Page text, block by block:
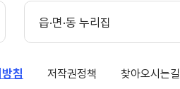
읍·면·동 누리집
침 저작권정책 찾아오시는길